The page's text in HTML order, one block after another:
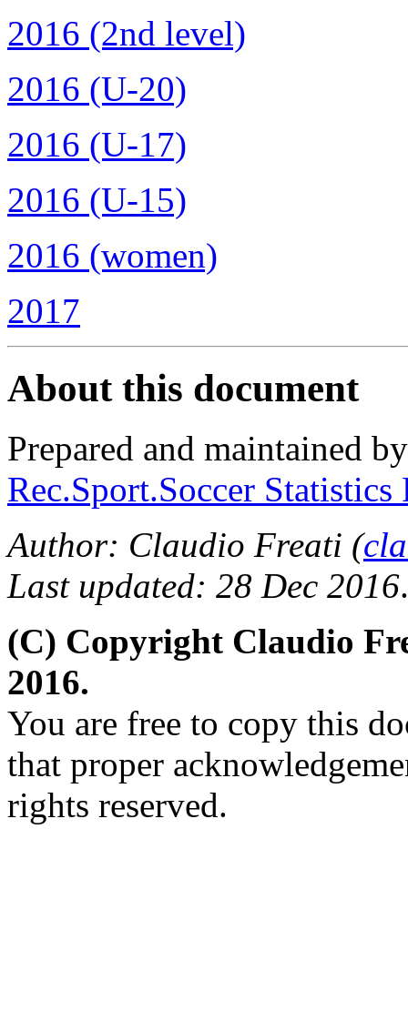
2016 (2nd level)
2016 (U-20)
2016 (U-17)
2016 (U-15)
2016 (women)
2017
About this document
Prepared and maintained
Rec.Sport.Soccer
Author: Claudio Freati (
Last updated: 28 Dec 2016.
(C) Copyright Claudio
2016.
You are free to copy this
that proper
rights reserved.